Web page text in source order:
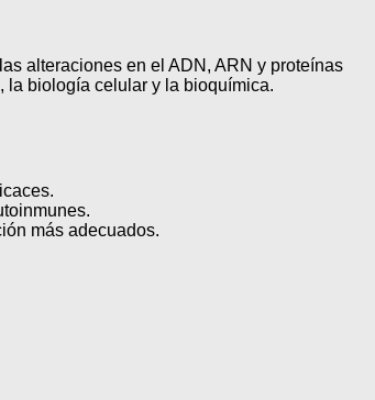
alteraciones en el ADN, ARN y proteínas
la biología celular y la bioquímica.
más adecuados.